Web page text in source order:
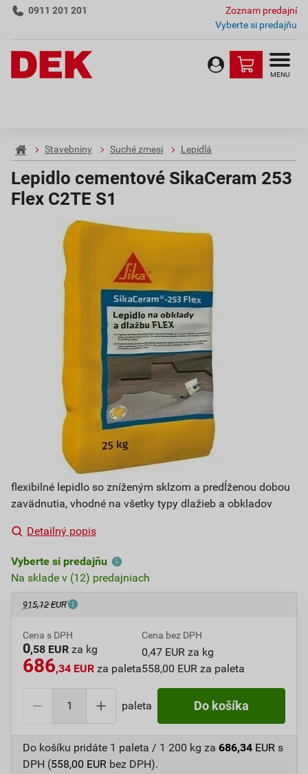
0911 201 201
Zoznam predajní
Vyberte si predajňu
MENU
Stavebniny Suché zmesi Lepidlá
Lepidlo cementové SikaCeram 253
Flex C2TE S1
flexibilné lepidlo so zníženým sklzom a predĺženou dobou
zavädnutia, vhodné na všetky typy dlažieb a obkladov
Detailný popis
Vyberte si predajňu
Na sklade v (12) predajniach
915,12 EUR
Cena s DPH
0,58 EUR za kg
686,34 EUR za paleta
Cena bez DPH
0,47 EUR za kg
558,00 EUR za paleta
paleta Do košíka
Do košíku pridáte 1 paleta / 1 200 kg za 686,34 EUR s
DPH (558,00 EUR bez DPH).